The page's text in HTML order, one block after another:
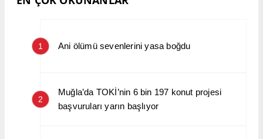
1 Ani ölümü sevenlerini yasa boğdu
2
Muğla’da TOKİ’nin 6 bin 197 konut projesi
başvuruları yarın başlıyor